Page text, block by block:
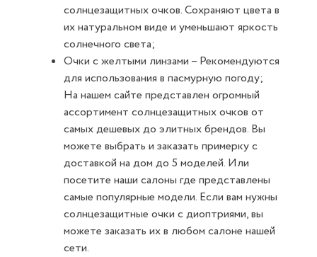
солнцезащитных очков. Сохраняют цвета в
их натуральном виде и уменьшают яркость
солнечного света;
Очки с желтыми линзами – Рекомендуются
для использования в пасмурную погоду;
На нашем сайте представлен огромный
ассортимент солнцезащитных очков от
самых дешевых до элитных брендов. Вы
можете выбрать и заказать примерку с
доставкой на дом до 5 моделей. Или
посетите наши салоны где представлены
самые популярные модели. Если вам нужны
солнцезащитные очки с диоптриями, вы
можете заказать их в любом салоне нашей
сети.